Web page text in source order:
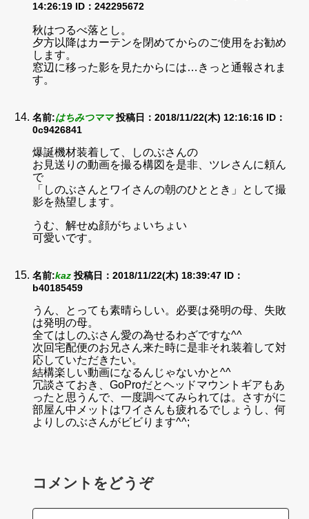
14:26:19 ID：242295672
秋はつるべ落とし。
夕方以降はカーテンを閉めてからのご使用をお勧め
します。
窓辺に移った影を見たからには…きっと通報されま
す。
名前:はちみつママ 投稿日：2018/11/22(木) 12:16:16 ID：
0c9426841
爆誕機材装着して、しのぶさんの
お見送りの動画を撮る構図を是非、ツレさんに頼ん
で
「しのぶさんとワイさんの朝のひととき」として撮
影を熱望します。
うむ、解せぬ顔がちょいちょい
可愛いです。
名前:kaz 投稿日：2018/11/22(木) 18:39:47 ID：
b40185459
うん、とっても素晴らしい。必要は発明の母、失敗
は発明の母。
全てはしのぶさん愛の為せるわざですな^^
次回宅配便のお兄さん来た時に是非それ装着して対
応していただきたい。
結構楽しい動画になるんじゃないかと^^
冗談さておき、GoProだとヘッドマウントギアもあ
ったと思うんで、一度調べてみられては。さすがに
部屋ん中メットはワイさんも疲れるでしょうし、何
よりしのぶさんがビビります^^;
コメントをどうぞ